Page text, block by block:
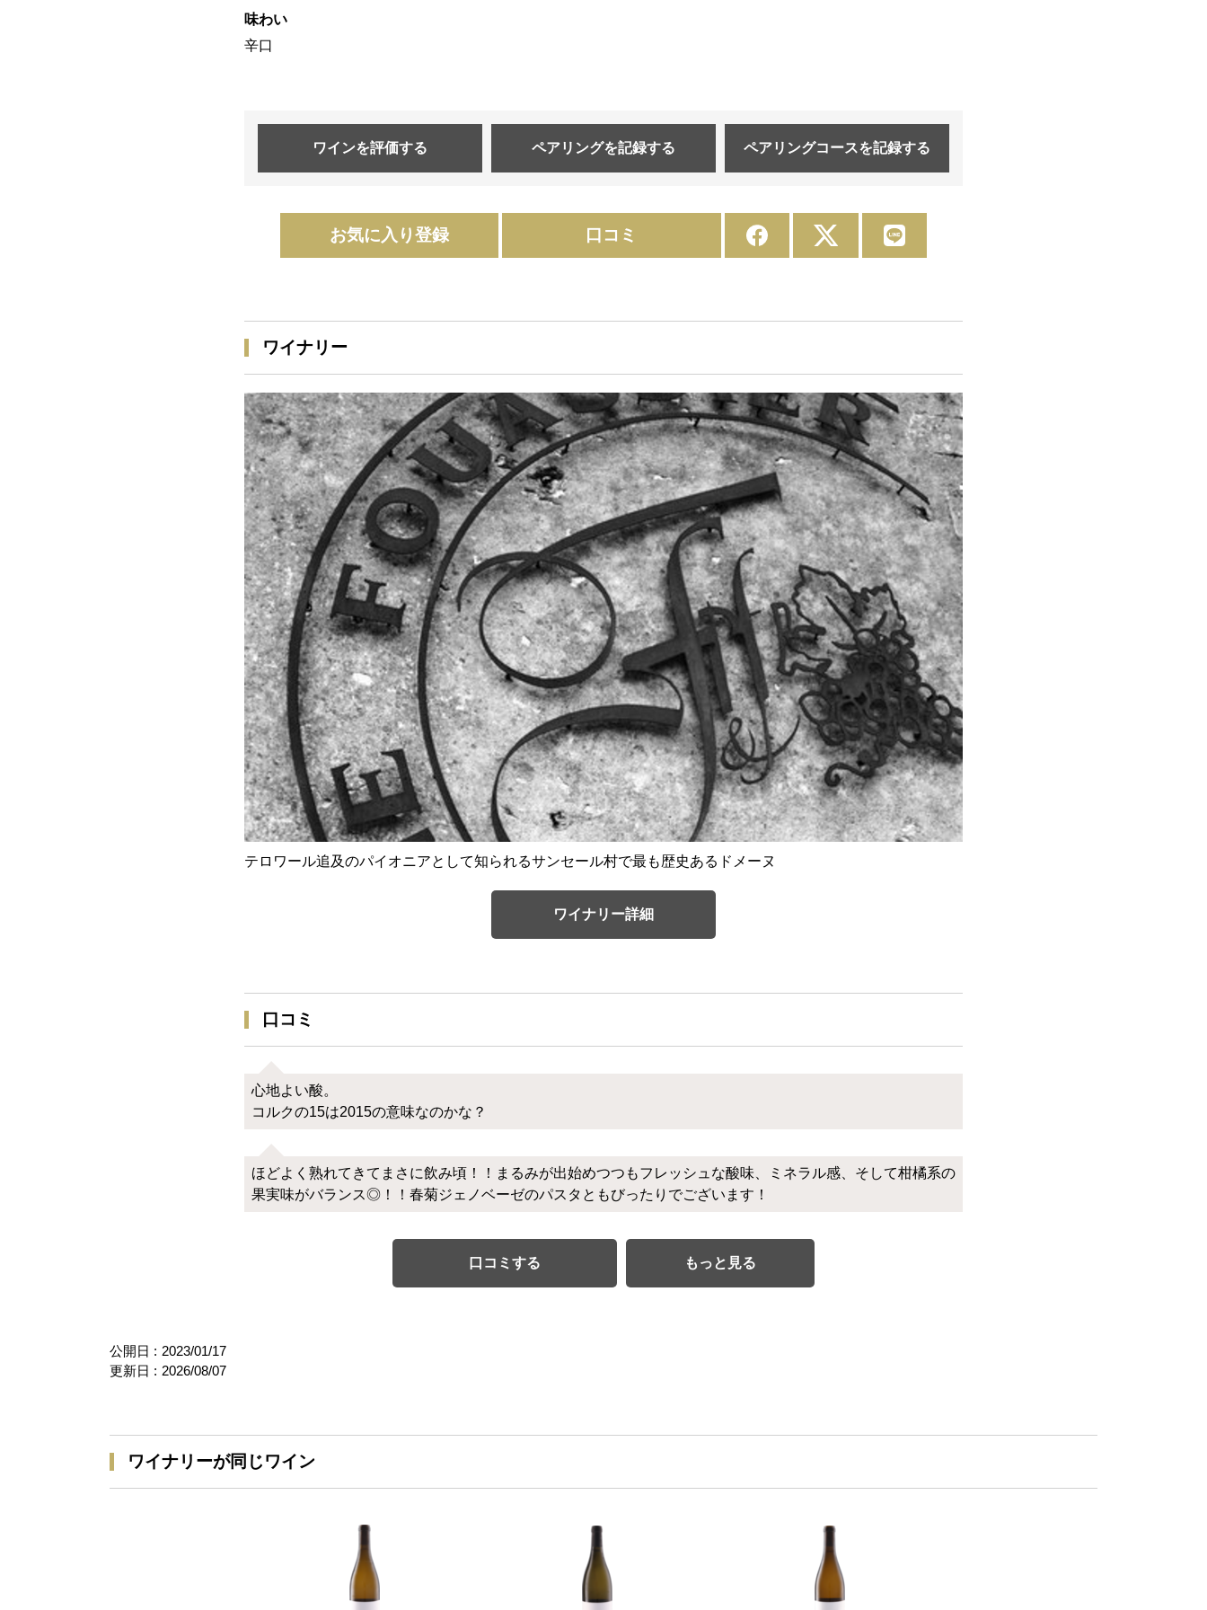
味わい
辛口
ワインを評価する ペアリングを記録する ペアリングコースを記録する
お気に入り登録 口コミ
ワイナリー
テロワール追及のパイオニアとして知られるサンセール村で最も歴史あるドメーヌ
ワイナリー詳細
口コミ
心地よい酸。
コルクの15は2015の意味なのかな？
ほどよく熟れてきてまさに飲み頃！！まるみが出始めつつもフレッシュな酸味、ミネラル感、そして柑橘系の
果実味がバランス◎！！春菊ジェノベーゼのパスタともびったりでございます！
口コミする もっと見る
公開日 : 2023/01/17
更新日 : 2026/08/07
ワイナリーが同じワイン